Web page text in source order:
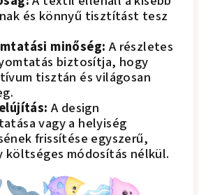
és könnyű tisztítást tesz
minőség:A részletes
biztosítja, hogy
tisztán és világosan
A design
vagy a helyiség
frissítése egyszerű,
költséges módosítás nélkül.